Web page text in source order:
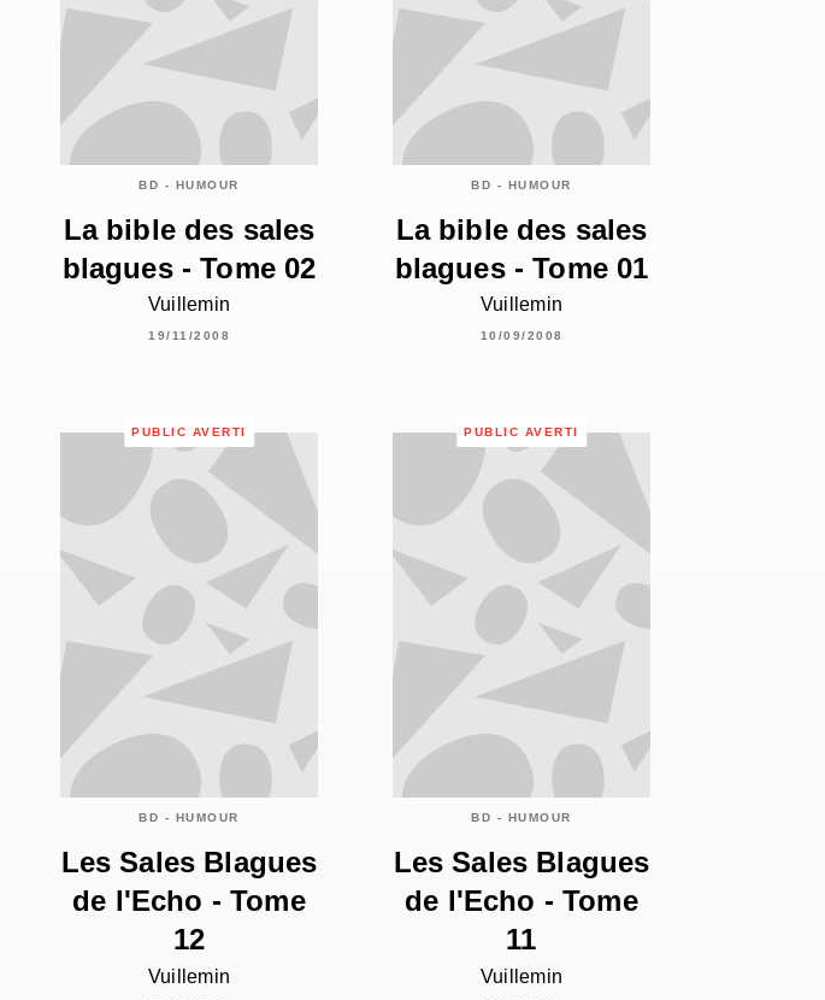
BD - HUMOUR
La bible des sales
blagues - Tome 02
Vuillemin
19/11/2008
BD - HUMOUR
La bible des sales
blagues - Tome 01
Vuillemin
10/09/2008
PUBLIC AVERTI
BD - HUMOUR
Les Sales Blagues
de l'Echo - Tome
12
Vuillemin
PUBLIC AVERTI
BD - HUMOUR
Les Sales Blagues
de l'Echo - Tome
11
Vuillemin